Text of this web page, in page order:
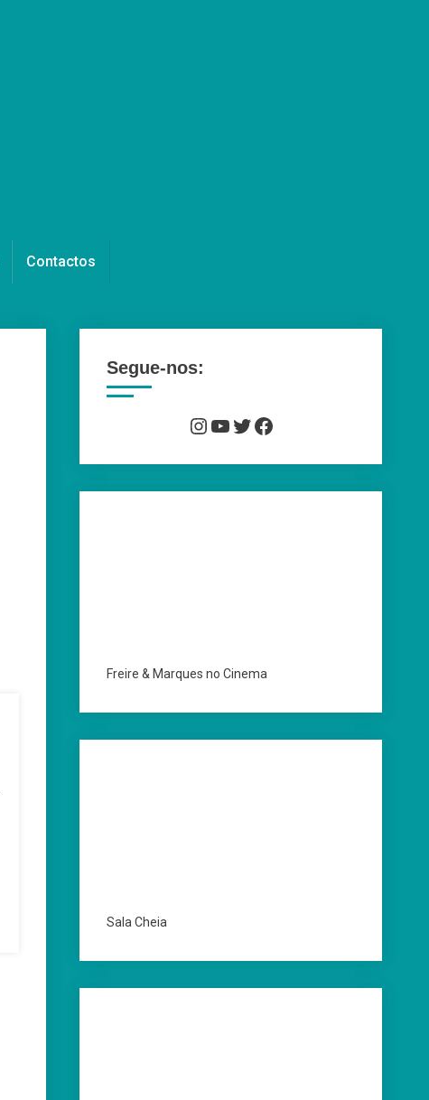
Contactos
Segue-nos:
Instagram
YouTube
Twitter
Facebook
Freire & Marques no Cinema
Sala Cheia